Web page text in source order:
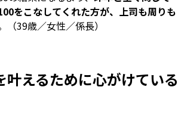
をこなしてくれた方が、上司も周りも
（39歳／女性／係長）
叶えるために心がけている